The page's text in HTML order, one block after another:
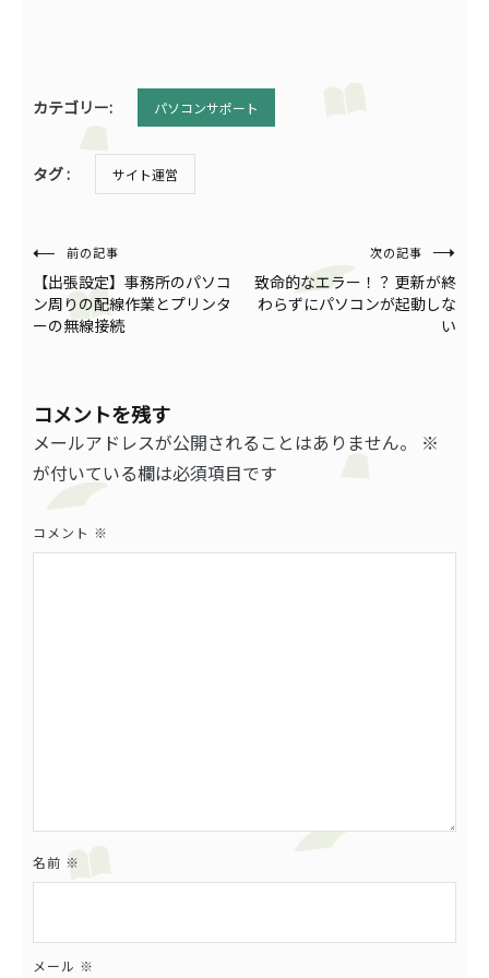
カテゴリー: パソコンサポート
タグ : サイト運営
投
稿
ナ
ゲ
ー
ョ
前の記事
【出張設定】事務所のパソコ
ン周りの配線作業とプリンタ
ーの無線接続
次の記事
致命的なエラー！？ 更新が終
わらずにパソコンが起動しな
い
コメントを残す
メールアドレスが公開されることはありません。
※
が付いている欄は必須項目です
コメント ※
名前 ※
メール ※